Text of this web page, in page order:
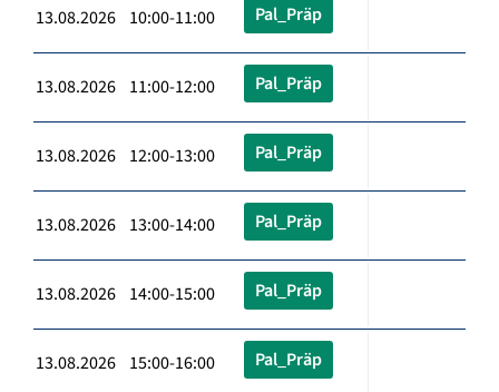
13.08.2026 10:00-11:00 Pal_Präp
13.08.2026 11:00-12:00 Pal_Präp
13.08.2026 12:00-13:00 Pal_Präp
13.08.2026 13:00-14:00 Pal_Präp
13.08.2026 14:00-15:00 Pal_Präp
13.08.2026 15:00-16:00 Pal_Präp